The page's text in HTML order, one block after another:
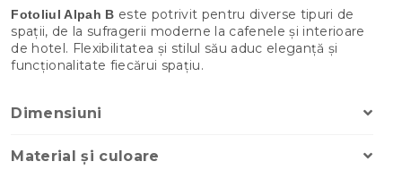
Fotoliul Alpah B este potrivit pentru diverse tipuri de
spații, de la sufragerii moderne la cafenele și interioare
de hotel. Flexibilitatea și stilul său aduc eleganță și
funcționalitate fiecărui spațiu.
Dimensiuni
Material și culoare